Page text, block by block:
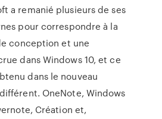
a remanié plusieurs de ses
pour correspondre à la
conception et une
dans Windows 10, et ce
dans le nouveau
OneNote, Windows
Création et,